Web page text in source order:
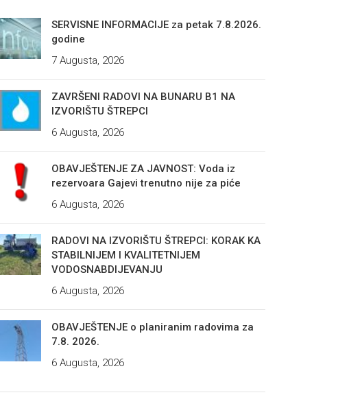
SERVISNE INFORMACIJE za petak 7.8.2026.
godine
7 Augusta, 2026
ZAVRŠENI RADOVI NA BUNARU B1 NA
IZVORIŠTU ŠTREPCI
6 Augusta, 2026
OBAVJEŠTENJE ZA JAVNOST: Voda iz
rezervoara Gajevi trenutno nije za piće
6 Augusta, 2026
RADOVI NA IZVORIŠTU ŠTREPCI: KORAK KA
STABILNIJEM I KVALITETNIJEM
VODOSNABDIJEVANJU
6 Augusta, 2026
OBAVJEŠTENJE o planiranim radovima za
7.8. 2026.
6 Augusta, 2026